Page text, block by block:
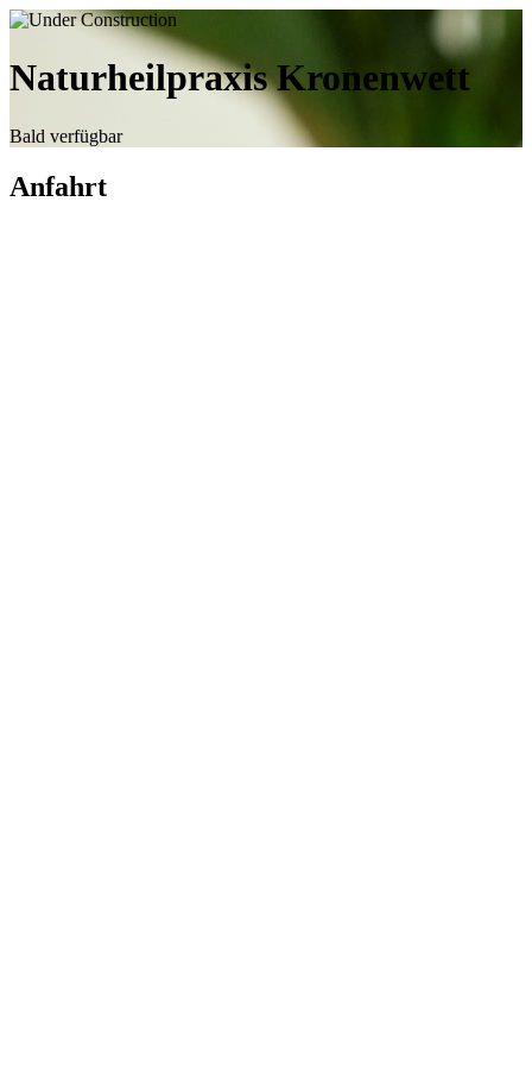
Naturheilpraxis Kronenwett
Bald verfügbar
Anfahrt